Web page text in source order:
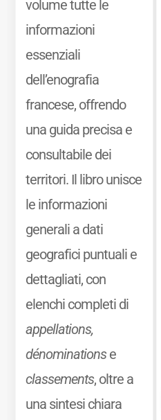
volume tutte le
informazioni
essenziali
dell’enografia
francese, offrendo
una guida precisa e
consultabile dei
territori. Il libro unisce
le informazioni
generali a dati
geografici puntuali e
dettagliati, con
elenchi completi di
appellations,
dénominationse
classements, oltre a
una sintesi chiara